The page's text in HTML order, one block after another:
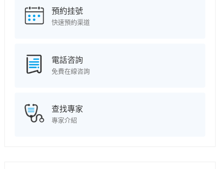
預約挂號
快速預約渠道
電話咨詢
免費在線咨詢
查找專家
專家介紹